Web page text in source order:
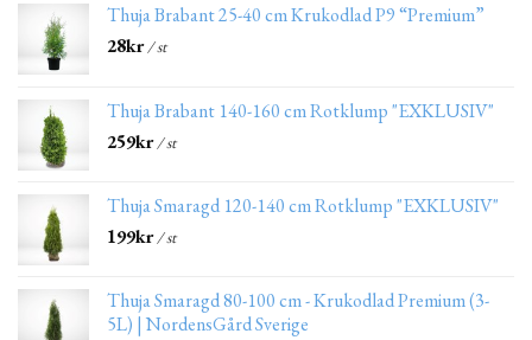
Thuja Brabant 25-40 cm Krukodlad P9 “Premium”
28kr/ st
Thuja Brabant 140-160 cm Rotklump "EXKLUSIV"
259kr/ st
Thuja Smaragd 120-140 cm Rotklump "EXKLUSIV"
199kr/ st
Thuja Smaragd 80-100 cm - Krukodlad Premium (3-
5L) | NordensGård Sverige